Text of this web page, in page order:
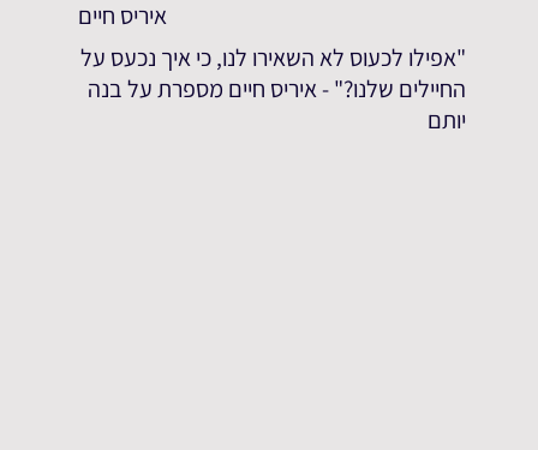
איריס חיים
"אפילו לכעוס לא השאירו לנו, כי איך נכעס על
החיילים שלנו?" - איריס חיים מספרת על בנה
יותם